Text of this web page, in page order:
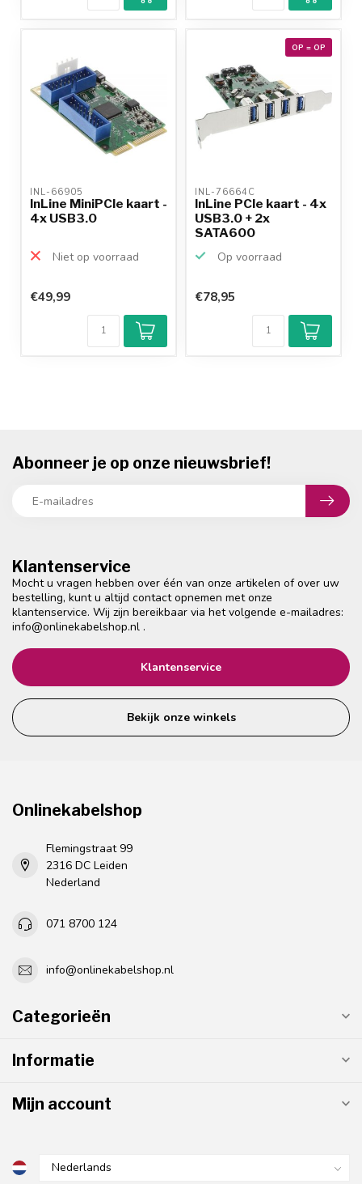
INL-66905
InLine MiniPCIe kaart -
4x USB3.0
Niet op voorraad
€49,99
OP = OP
INL-76664C
InLine PCIe kaart - 4x
USB3.0 + 2x
SATA600
Op voorraad
€78,95
Klantenservice
Mocht u vragen hebben over één van onze artikelen of over uw
bestelling, kunt u altijd contact opnemen met onze
klantenservice. Wij zijn bereikbaar via het volgende e-mailadres:
info@onlinekabelshop.nl .
Klantenservice
Bekijk onze winkels
Abonneer je op onze nieuwsbrief!
Onlinekabelshop
Flemingstraat 99
2316 DC Leiden
Nederland
071 8700 124
info@onlinekabelshop.nl
Categorieën
Informatie
Mijn account